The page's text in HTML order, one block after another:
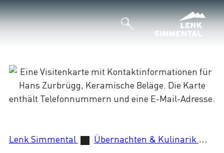
Lade
Lenk Simmental Übernachten & Kulinarik